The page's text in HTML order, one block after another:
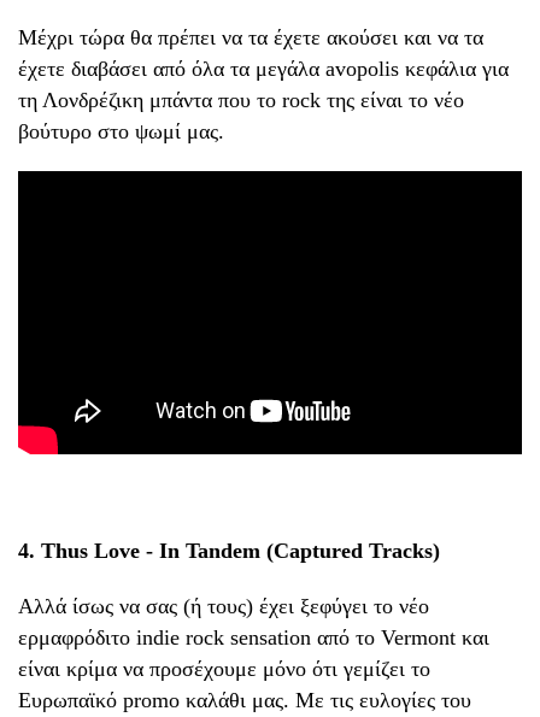
Μέχρι τώρα θα πρέπει να τα έχετε ακούσει και να τα
έχετε διαβάσει από όλα τα μεγάλα avopolis κεφάλια για
τη Λονδρέζικη μπάντα που το rock της είναι το νέο
βούτυρο στο ψωμί μας.
4. Thus Love - In Tandem (Captured Tracks)
Αλλά ίσως να σας (ή τους) έχει ξεφύγει το νέο
ερμαφρόδιτο indie rock sensation από το Vermont και
είναι κρίμα να προσέχουμε μόνο ότι γεμίζει το
Ευρωπαϊκό promo καλάθι μας. Mε τις ευλογίες τoυ